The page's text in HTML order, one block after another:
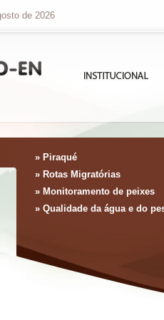
de 2026
» Piraqué
» Rotas Migratórias
» Monitoramento de peixes
» Qualidade da água e do